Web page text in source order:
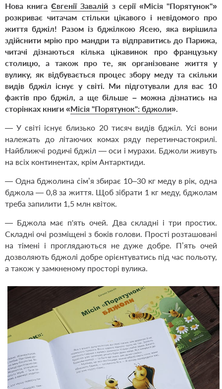
Нова книгаЄвгенії Завалій з серії «Місія "Порятунок"»
розкриває читачам стільки цікавого і невідомого про
життя бджіл! Разом із бджілкою Ясею, яка вирішила
здійснити мрію про мандри та відправитись до Парижа,
читачі дізнаються кілька цікавинок про французьку
столицю, а також про те, як організоване життя у
вулику, як відбувається процес збору меду та скільки
видів бджіл існує у світі. Ми підготували для вас 10
фактів про бджіл, а ще більше – можна дізнатись на
сторінках книги «Місія "Порятунок": бджоли».
— У світі існує близько 20 тисяч видів бджіл. Усі вони
належать до літаючих комах ряду перетинчастокрилі.
Найближчі родичі бджіл — оси і мурахи. Бджоли живуть
на всіх континентах, крім Антарктиди.
— Одна бджолина сім’я збирає 10–30 кг меду в рік, одна
бджола — 0,8 за життя. Щоб зібрати 1 кг меду, бджолам
треба запилити 1,5 млн квіток.
— Бджола має п'ять очей. Два складні і три простих.
Складні очі розміщені з боків голови. Прості розташовані
на тімені і проглядаються не дуже добре. П’ять очей
дозволяють бджолі добре орієнтуватись під час польоту,
а також у замкненому просторі вулика.